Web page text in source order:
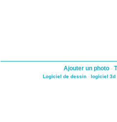
Ajouter un photo -
Logiciel de dessin - logiciel 3d